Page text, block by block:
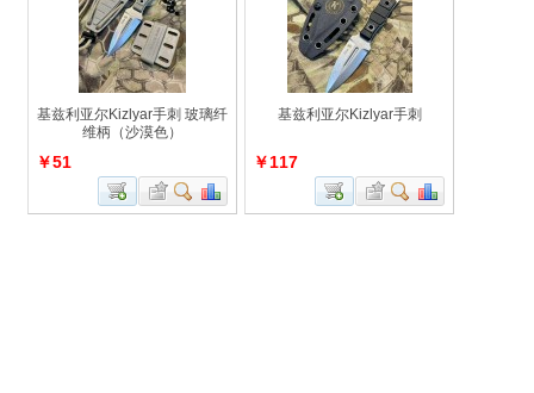
基兹利亚尔Kizlyar手刺 玻璃纤
维柄（沙漠色）
￥51
基兹利亚尔Kizlyar手刺
￥117